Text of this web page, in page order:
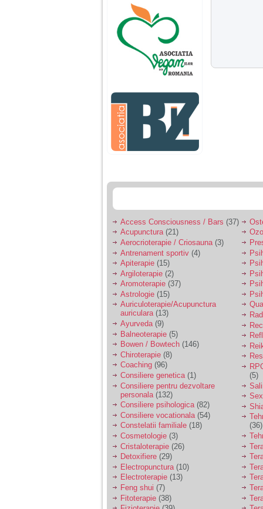
ani, privind in urma
realizez cat de multe
greseli am facut in
educatia si cresterea
ei, am fost o mama
egoista, preocupata
de implinirea
profesionala, cand ea
era mica am neglijat-
agresiva, orice
greseala era taxata cu
o palma sau pedepse.
De 4 ani am o relatie
serioasa cu un barbat
sa se manifeste o
Ma aflu aici pentru ca
vreau sa stiu daca am
nevoie de un psiholog
sau psihiatru.
Sunt casatorita, am
31 de ani si un copil in
varsta de 2 ani care
mi-e lumina ochilor.
De ceva timp simt ca
mi s-a adunat
oboseala, o oboseala
cronica de care nu pot
scapa si simt ca din
cauza ei nu pot
controla nervii si
cateodata are copilul
de suferit.
Am o bariera peste
care nu pot trece:
prietena mea a ramas
insarcinata cu o fata.
Am fost de comun
acord sa facem un
copil, cu gandul ca e
baiat.
Access Consciousness / Bars (37)
Acupunctura(21)
Aerocrioterapie / Criosauna (3)
Antrenament sportiv (4)
Apiterapie (15)
Argiloterapie (2)
Aromoterapie (37)
Astrologie (15)
Auriculoterapie/Acupunctura
auriculara(13)
Ayurveda(9)
Balneoterapie (5)
Bowen / Bowtech (146)
Chiroterapie (8)
Coaching (96)
Consiliere genetica(1)
Consiliere pentru dezvoltare
personala (132)
Consiliere psihologica(82)
Consiliere vocationala (54)
Constelatii familiale (18)
Cosmetologie (3)
Cristaloterapie (26)
Detoxifiere (29)
Electropunctura (10)
Electroterapie (13)
Feng shui (7)
Fitoterapie (38)
(5)
(36)